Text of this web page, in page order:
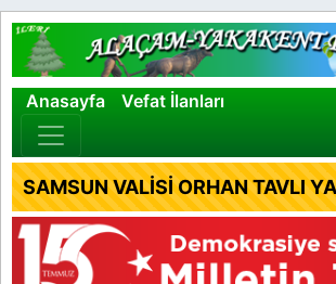
Anasayfa Vefat İlanları
SAMSUN VALİSİ ORHAN TAVLI